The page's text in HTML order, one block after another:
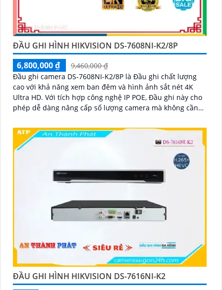
ĐẦU GHI HÌNH HIKVISION DS-7608NI-K2/8P
6,800,000 ₫
9,460,000 ₫
Đầu ghi camera DS-7608NI-K2/8P là Đầu ghi chất lượng
cao với khả năng xem ban đêm và hình ảnh sắt nét 4K
Ultra HD. Với tích hợp công nghệ IP POE, Đầu ghi này cho
phép dễ dàng nâng cấp số lượng camera mà không cần
ĐẦU GHI HÌNH HIKVISION DS-7616NI-K2